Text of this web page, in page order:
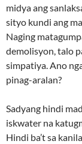
midya ang
sityo kundi ang
Naging
demolisyon, talo
simpatiya. Ano
pinag-aralan?
Sadyang hindi
iskwater na
Hindi ba’t sa